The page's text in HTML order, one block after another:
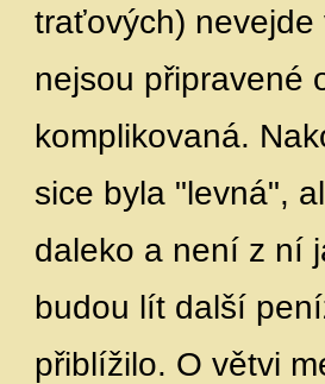
traťových)
nejsou připravené
komplikovaná.
sice byla "levná",
daleko a není z ní
budou lít další
přiblížilo. O větvi